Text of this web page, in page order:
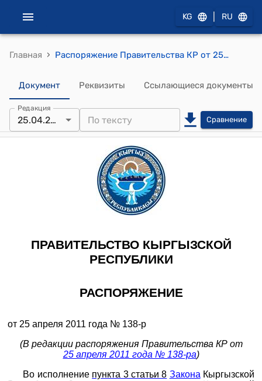
KG RU
Главная › Распоряжение Правительства КР от 25 апреля 2011 года № 138-р (Об одобрении проекта Договора между Правительством Кыргызской Республики и Правительством Турецкой Республики о дальнейшей деятельности Кыргызско-Турецкого университета "Манас")
Документ Реквизиты Ссылающиеся документы
Редакция
25.04.2011 Сравнение